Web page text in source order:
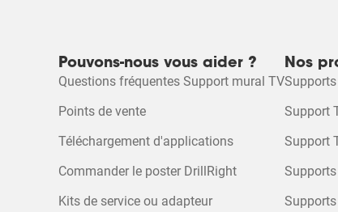
Pouvons-nous vous aider ?
Questions fréquentes Support mural TV
Points de vente
Téléchargement d'applications
Commander le poster DrillRight
Kits de service ou adapteur
Nos
Support
Support